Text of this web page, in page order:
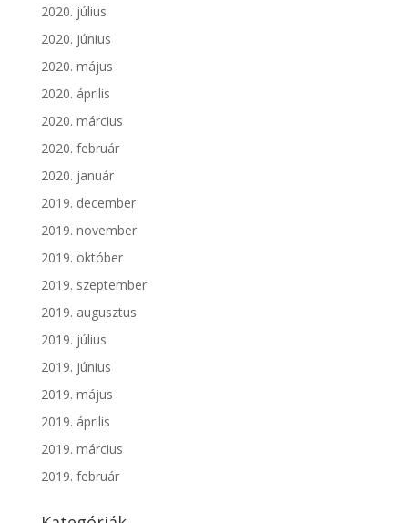
2020. július
2020. június
2020. május
2020. április
2020. március
2020. február
2020. január
2019. december
2019. november
2019. október
2019. szeptember
2019. augusztus
2019. július
2019. június
2019. május
2019. április
2019. március
2019. február